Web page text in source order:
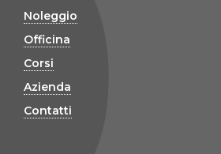
Noleggio
Officina
Corsi
Azienda
Contatti